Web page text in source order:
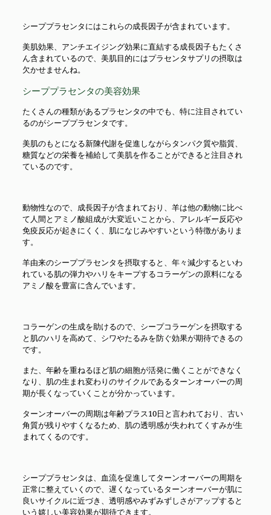
シーププラセンタにはこれらの成長因子が含まれています。
美肌効果、アンチエイジング効果に直結する成長因子もたくさ
ん含まれているので、美肌目的にはプラセンタサプリの摂取は
欠かせませんね。
シーププラセンタの美容効果
たくさんの種類があるプラセンタの中でも、特に注目されてい
るのがシーププラセンタです。
美肌のもとになる新陳代謝を促進しながらタンパク質や脂質、
糖質などの栄養を補給して美肌を作ることができると注目され
ているのです。
動物性なので、成長因子が含まれており、羊は他の動物に比べ
て人間とアミノ酸組成が大変近いことから、アレルギー反応や
免疫反応が起きにくく、肌になじみやすいという特徴がありま
す。
羊由来のシーププラセンタを摂取すると、年々減少するといわ
れている肌の弾力やハリをキープするコラーゲンの原料になる
アミノ酸を豊富に含んでいます。
コラーゲンの生成を助けるので、シープコラーゲンを摂取する
と肌のハリを高めて、シワやたるみを防ぐ効果が期待できるの
です。
また、年齢を重ねるほど肌の細胞が活発に働くことができなく
なり、肌の生まれ変わりのサイクルであるターンオーバーの周
期が長くなっていくことが分かっています。
ターンオーバーの周期は年齢プラス10日と言われており、古い
角質が残りやすくなるため、肌の透明感が失われてくすみが生
まれてくるのです。
シーププラセンタは、血流を促進してターンオーバーの周期を
正常に整えていくので、遅くなっているターンオーバーが肌に
良いサイクルに近づき、透明感やみずみずしさがアップすると
いう嬉しい美容効果が期待できます。